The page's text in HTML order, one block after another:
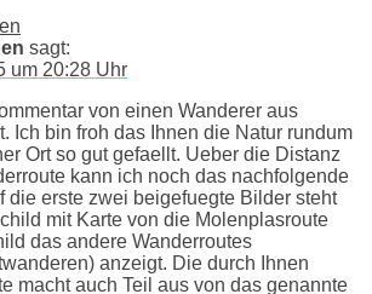
sagt:
um 20:28 Uhr
von einen Wanderer aus
Ich bin froh das Ihnen die Natur rundum
Ort so gut gefaellt. Ueber die Distanz
kann ich noch das nachfolgende
die erste zwei beigefuegte Bilder steht
mit Karte von die Molenplasroute
das andere Wanderroutes
anzeigt. Die durch Ihnen
macht auch Teil aus von das genannte